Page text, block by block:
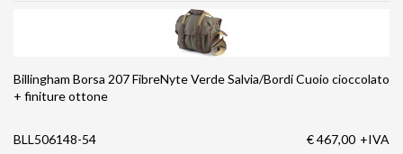
Billingham Borsa 207 FibreNyte Verde Salvia/Bordi Cuoio cioccolato
+ finiture ottone
BLL506148-54 € 467,00 +IVA